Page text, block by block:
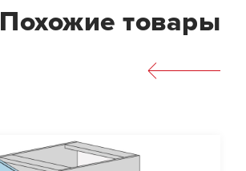
Похожие товары